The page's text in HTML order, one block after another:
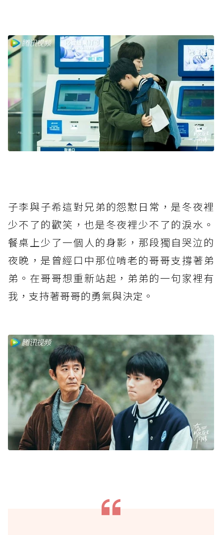
子李與子希這對兄弟的怨懟日常，是冬夜裡
少不了的歡笑，也是冬夜裡少不了的淚水。
餐桌上少了一個人的身影，那段獨自哭泣的
夜晚，是曾經口中那位啃老的哥哥支撐著弟
弟。在哥哥想重新站起，弟弟的一句家裡有
我，支持著哥哥的勇氣與決定。